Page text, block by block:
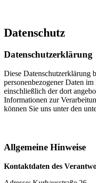
Datenschutz
Datenschutzerklärung
Diese Datenschutzerklärung
personenbezogener Daten
einschließlich der dort
Informationen zur
können Sie uns unter den
Allgemeine Hinweise
Kontaktdaten des